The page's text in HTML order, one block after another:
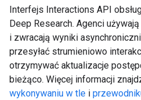
Interfejs Interactions API
Deep Research. Agenci używają
i zwracają wyniki
przesyłać strumieniowo
otrzymywać aktualizacje
bieżąco. Więcej informacji
wykonywaniu w tle i